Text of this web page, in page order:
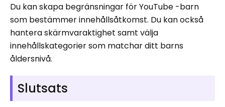
Du kan skapa begränsningar för YouTube -barn
som bestämmer innehållsåtkomst. Du kan också
hantera skärmvaraktighet samt välja
innehållskategorier som matchar ditt barns
åldersnivå.
Slutsats